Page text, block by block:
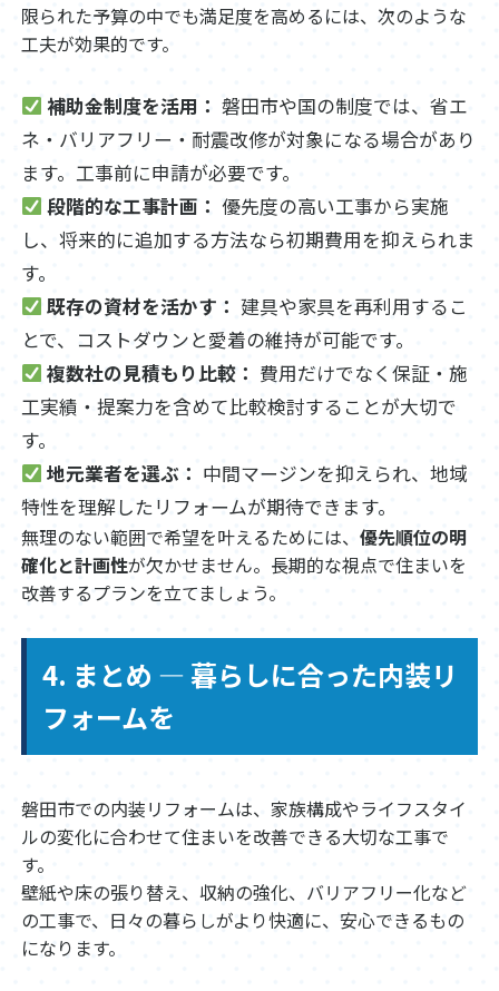
限られた予算の中でも満足度を高めるには、次のような
工夫が効果的です。
補助金制度を活用： 磐田市や国の制度では、省エ
ネ・バリアフリー・耐震改修が対象になる場合があり
ます。工事前に申請が必要です。
段階的な工事計画： 優先度の高い工事から実施
し、将来的に追加する方法なら初期費用を抑えられま
す。
既存の資材を活かす： 建具や家具を再利用するこ
とで、コストダウンと愛着の維持が可能です。
複数社の見積もり比較： 費用だけでなく保証・施
工実績・提案力を含めて比較検討することが大切で
す。
地元業者を選ぶ： 中間マージンを抑えられ、地域
特性を理解したリフォームが期待できます。
無理のない範囲で希望を叶えるためには、 優先順位の明
確化と計画性が欠かせません。長期的な視点で住まいを
改善するプランを立てましょう。
4. まとめ ― 暮らしに合った内装リ
フォームを
磐田市での内装リフォームは、家族構成やライフスタイ
ルの変化に合わせて住まいを改善できる大切な工事で
す。
壁紙や床の張り替え、収納の強化、バリアフリー化など
の工事で、日々の暮らしがより快適に、安心できるもの
になります。